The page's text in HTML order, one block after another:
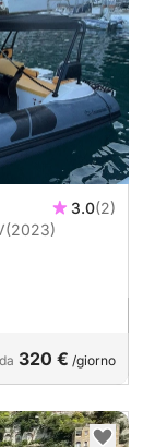
3.0(2)
(2023)
320 € /giorno